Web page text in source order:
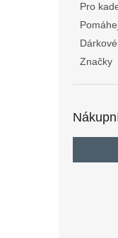
Pro
Značky